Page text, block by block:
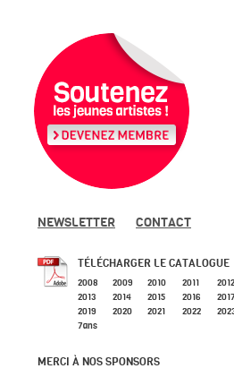
NEWSLETTER CONTACT
TÉLÉCHARGER LE CATALOGUE
2008 2009 2010 2011
2012
2013
2014 2015 2016
2017
2019
2020 2021 2022
7ans
MERCI À NOS SPONSORS